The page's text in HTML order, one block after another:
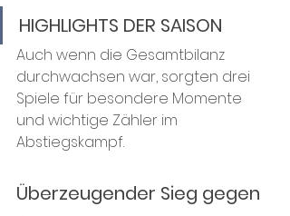
HIGHLIGHTS DER SAISON
Auch wenn die Gesamtbilanz
durchwachsen war, sorgten drei
Spiele für besondere Momente
und wichtige Zähler im
Abstiegskampf.
Überzeugender Sieg gegen